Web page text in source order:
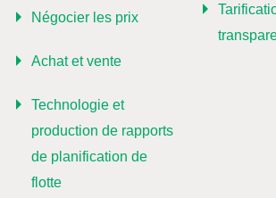
Négocier les prix
Achat et vente
Technologie et
production de rapports
de planification de
flotte